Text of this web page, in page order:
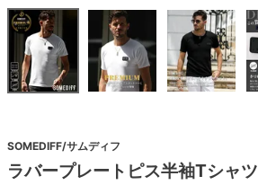
SOMEDIFF/サムディフ
ラバープレートピス半袖Tシャツ